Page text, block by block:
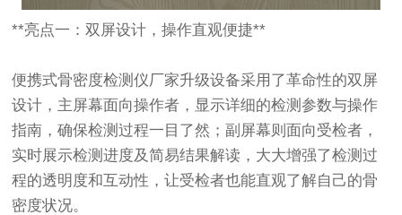
**亮点一：双屏设计，操作直观便捷**
便携式骨密度检测仪厂家升级设备采用了革命性的双屏
设计，主屏幕面向操作者，显示详细的检测参数与操作
指南，确保检测过程一目了然；副屏幕则面向受检者，
实时展示检测进度及简易结果解读，大大增强了检测过
程的透明度和互动性，让受检者也能直观了解自己的骨
密度状况。